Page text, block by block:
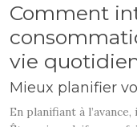
Comment
vie
Mieux planifier
En planifiant à